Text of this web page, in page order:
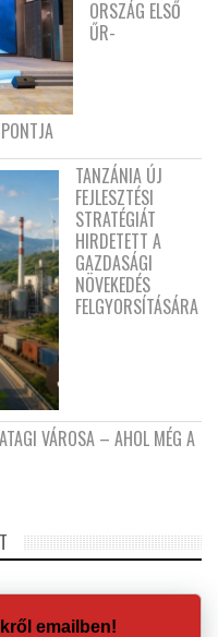
ORSZÁG ELSŐ
ŰR-
TANZÁNIA ÚJ
FEJLESZTÉSI
STRATÉGIÁT
HIRDETETT A
GAZDASÁGI
NÖVEKEDÉS
FELGYORSÍTÁSÁRA
VÁROSA – AHOL MÉG A
emailben!